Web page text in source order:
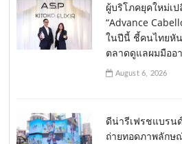
ผู้บริโภคยุคใหม่เ
“Advance
ในปีนี้ ชี้คนไทยหั
ตลาดดูแลผมมืออ
August 6, 2026
ดีน่ารีเฟรชแบรน
ถ่ายทอดภาพลักษ